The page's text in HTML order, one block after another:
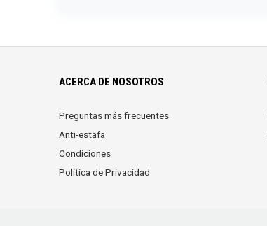
ACERCA DE NOSOTROS
Preguntas más frecuentes
Anti-estafa
Condiciones
Política de Privacidad